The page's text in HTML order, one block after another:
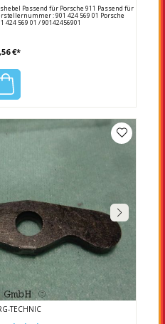
Passend für Porsche 911 Passend für
: 901 424 569 01 Porsche
569 01 / 90142456901
€*
TECHNIC